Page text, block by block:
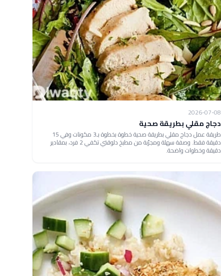
2026-07-08
دجاج مقلي بطريقة صحية
طريقة عمل دجاج مقلي بطريقة صحية خطوة بخطوة بـ3 مكونات وفي 15
دقيقة فقط. وصفة سهلة ومجرّبة من مطبخ دلوقتي تكفي 2 فرد، بمقادير
دقيقة وخطوات واضحة.